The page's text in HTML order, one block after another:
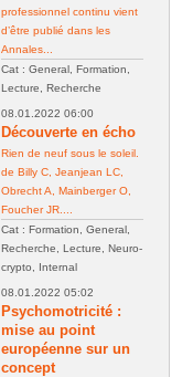
professionnel continu vient
d’être publié dans les
Annales...
Cat : General, Formation,
Lecture, Recherche
08.01.2022 06:00
Découverte en écho
Rien de neuf sous le soleil.
de Billy C, Jeanjean LC,
Obrecht A, Mainberger O,
Foucher JR....
Cat : Formation, General,
Recherche, Lecture, Neuro-
crypto, Internal
08.01.2022 05:02
Psychomotricité :
mise au point
européenne sur un
concept